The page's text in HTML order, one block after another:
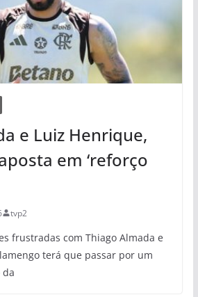
e Luiz Henrique,
em ‘reforço
tvp2
frustradas com Thiago Almada e
terá que passar por um
da